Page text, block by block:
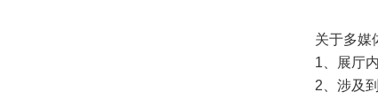
关于多媒体
1、展厅内
2、涉及到